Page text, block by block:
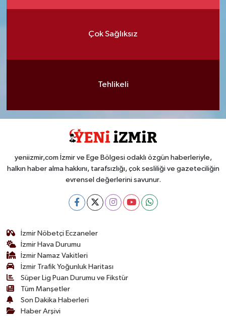
Çok Sağlıksız
Tehlikeli
yeniizmir,com İzmir ve Ege Bölgesi odaklı özgün haberleriyle,
halkın haber alma hakkını, tarafsızlığı, çok sesliliği ve gazeteciliğin
evrensel değerlerini savunur.
İzmir Nöbetçi Eczaneler
İzmir Hava Durumu
İzmir Namaz Vakitleri
İzmir Trafik Yoğunluk Haritası
Süper Lig Puan Durumu ve Fikstür
Tüm Manşetler
Son Dakika Haberleri
Haber Arşivi